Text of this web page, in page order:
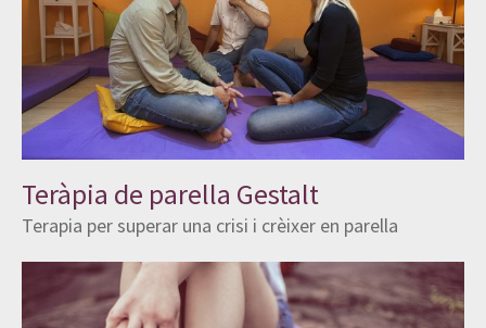
Teràpia de parella Gestalt
Terapia per superar una crisi i crèixer en parella